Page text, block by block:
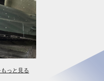
っと見る